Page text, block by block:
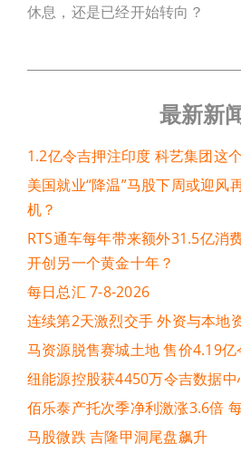
休息，还是已经开始转向？
最新新
1.2亿令吉押注印度 科艺集团这
美国就业“降温”马股下周或迎风
机？
RTS通车每年带来额外31.5亿消
开创另一个黄金十年？
每日总汇 7-8-2026
连续第2天激烈交手 外资与本地
马资源脱售赛城土地 售价4.19亿
纽能源控股获4450万令吉数据
佰乐泰产托次季净利激涨3.6倍
马股微跌 吉隆甲洞尾盘飙升